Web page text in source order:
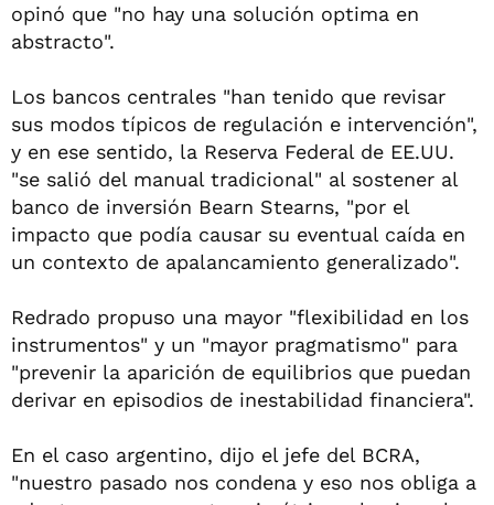
opinó que "no hay una solución optima en
abstracto".
Los bancos centrales "han tenido que revisar
sus modos típicos de regulación e intervención",
y en ese sentido, la Reserva Federal de EE.UU.
"se salió del manual tradicional" al sostener al
banco de inversión Bearn Stearns, "por el
impacto que podía causar su eventual caída en
un contexto de apalancamiento generalizado".
Redrado propuso una mayor "flexibilidad en los
instrumentos" y un "mayor pragmatismo" para
"prevenir la aparición de equilibrios que puedan
derivar en episodios de inestabilidad financiera".
En el caso argentino, dijo el jefe del BCRA,
"nuestro pasado nos condena y eso nos obliga a